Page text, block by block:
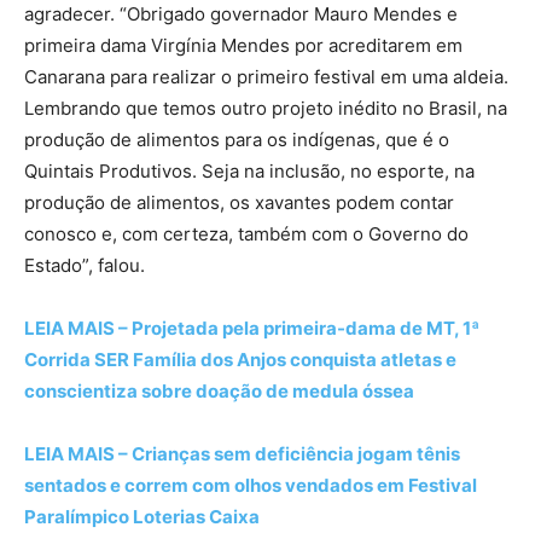
agradecer. “Obrigado governador Mauro Mendes e
primeira dama Virgínia Mendes por acreditarem em
Canarana para realizar o primeiro festival em uma aldeia.
Lembrando que temos outro projeto inédito no Brasil, na
produção de alimentos para os indígenas, que é o
Quintais Produtivos. Seja na inclusão, no esporte, na
produção de alimentos, os xavantes podem contar
conosco e, com certeza, também com o Governo do
Estado”, falou.
LEIA MAIS – Projetada pela primeira-dama de MT, 1ª
Corrida SER Família dos Anjos conquista atletas e
conscientiza sobre doação de medula óssea
LEIA MAIS – Crianças sem deficiência jogam tênis
sentados e correm com olhos vendados em Festival
Paralímpico Loterias Caixa